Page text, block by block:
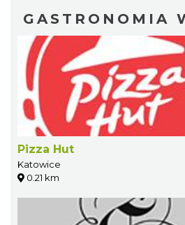
GASTRONOMIA
Pizza Hut
Katowice
0.21 km